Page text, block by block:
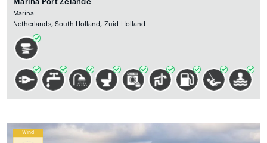
Marina Port Zélande
Marina
Netherlands, South Holland, Zuid-Holland
Wind